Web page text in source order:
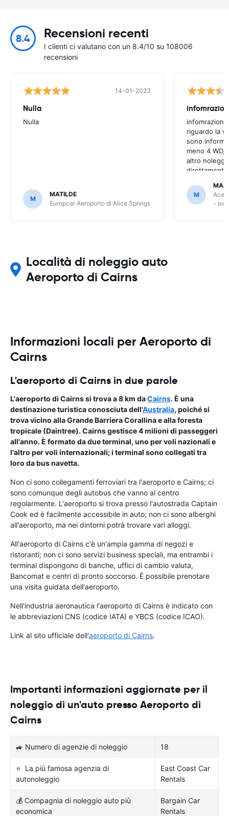
8.4 Recensioni recenti
I clienti ci valutano con un 8.4/10 su 108006
recensioni
14-01-2023
Nulla
Nulla
M
MATILDE
Europcar Aeroporto di Alice Springs
infomrazioni
riguardo la
sono
meno 4 WD,
altro
direttamente
M
Ace
-
Località di noleggio auto
Aeroporto di Cairns
Informazioni locali per Aeroporto di
Cairns
L'aeroporto di Cairns in due parole
L'aeroporto di Cairns si trova a 8 km daCairns. È una
destinazione turistica conosciuta dell'Australia, poiché si
trova vicino alla Grande Barriera Corallina e alla foresta
tropicale (Daintree). Cairns gestisce 4 milioni di passeggeri
all'anno. È formato da due terminal, uno per voli nazionali e
l'altro per voli internazionali; i terminal sono collegati tra
loro da bus navetta.
Non ci sono collegamenti ferroviari tra l'aeroporto e Cairns; ci
sono comunque degli autobus che vanno al centro
regolarmente. L'aeroporto si trova presso l'autostrada Captain
Cook ed è facilmente accessibile in auto; non ci sono alberghi
all'aeroporto, ma nei dintorni potrà trovare vari alloggi.
All'aeroporto di Cairns c'è un'ampia gamma di negozi e
ristoranti; non ci sono servizi business speciali, ma entrambi i
terminal dispongono di banche, uffici di cambio valuta,
Bancomat e centri di pronto soccorso. È possibile prenotare
una visita guidata dell'aeroporto.
Nell'industria aeronautica l'aeroporto di Cairns è indicato con
le abbreviazioni CNS (codice IATA) e YBCS (codice ICAO).
Link al sito ufficiale dell'aeroporto di Cairns.
Importanti informazioni aggiornate per il
noleggio di un'auto presso Aeroporto di
Cairns
🚙 Numero di agenzie di noleggio 18
⭐ La più famosa agenzia di
autonoleggio
East Coast Car
Rentals
💰 Compagnia di noleggio auto più
economica
Bargain Car
Rentals